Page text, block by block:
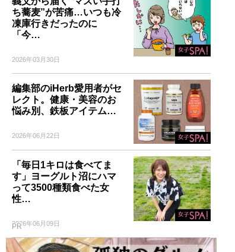
ち蕎麦”が苦痛…いつも冷
凍庫行きだったのに
「今…
2026年03月30日
編集部のiHerb愛用者がセ
レクト。健康・美容のお
悩み別、鉄板アイテム…
2026年06月22日
「毎日1キロは食べてま
す」ヨーグルト沼にハマ
って3500種類食べた女
性…
2026年06月09日
PR